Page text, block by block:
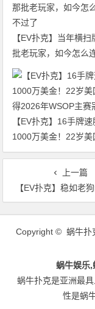
【EV扑克】当年横扫
批老玩家，如今怎么
过了
【EV扑克】16手牌
1000万美金！22岁美
得2026年WSOP主赛
上一篇
【EV扑克】稳如老狗的盖哥竟然急眼了，大美女J嗨跟注究竟是作
文
Copyright © 蜗牛扑
蜗牛娱乐,
蜗牛扑克是亚洲最
性是蜗